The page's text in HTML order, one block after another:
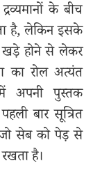
के बीच
है, लेकिन इसके
खड़े होने से लेकर
का रोल अत्यंत
अपनी पुस्तक
बार सूत्रित
जो सेब को पेड़ से
है।